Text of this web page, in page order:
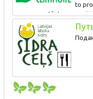
to
grupas un stāsta par
resursus, šķiro atkritumus
draudzīga vieta. Zaļo